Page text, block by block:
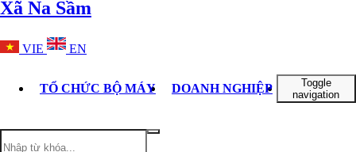
Xã Na Sầm
VIE EN
TỔ CHỨC BỘ MÁY DOANH NGHIỆP TIN TỨC
Toggle
navigation